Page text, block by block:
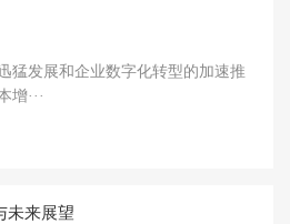
猛发展和企业数字化转型的加速推
···
未来展望